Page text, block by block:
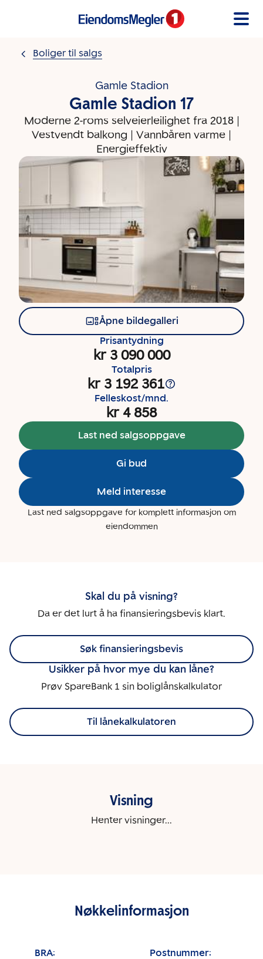
Boliger til salgs
Gamle Stadion
Gamle Stadion 17
Moderne 2-roms selveierleilighet fra 2018 |
Vestvendt balkong | Vannbåren varme |
Energieffektiv
Åpne bildegalleri
Prisantydning
kr 3 090 000
Totalpris
kr 3 192 361
Felleskost/mnd.
kr 4 858
Last ned salgsoppgave
Gi bud
Meld interesse
Last ned salgsoppgave for komplett informasjon om
eiendommen
Skal du på visning?
Da er det lurt å ha finansieringsbevis klart.
Søk finansieringsbevis
Usikker på hvor mye du kan låne?
Prøv SpareBank 1 sin boliglånskalkulator
Til lånekalkulatoren
Visning
Henter visninger...
Nøkkelinformasjon
BRA:
Postnummer: